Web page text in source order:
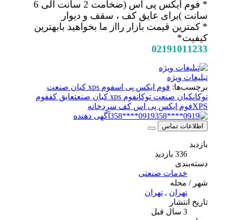
* فوم ایکس پی اس (ضخامت 2 سانت الی 6
سانت )برای عایق کف ، سقف و دیوار
* کمترین قیمت بازار رااز ما بخواهید بابهترین
کیفیت*
02191011233
تبلیغات ویژه
برچسب‌ها:فوم ایکس پی اس
فوم xps کیان صنعت
کیان صنعت توکانفوم xps کیان صنعت عایق کففوم
فوم ایکس پی اس کف سردخانه
0919****358
آگهی دهنده
اطلاعات تماس
دسته‌بندی
خدمات صنعتی
شهر / محله
تهران,تهران
تاریخ انتشار